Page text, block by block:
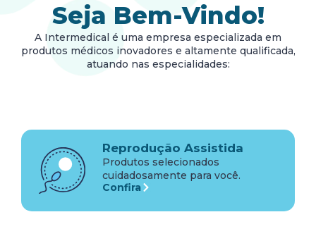
Nossos produtos
SAC
Blog
Seja Bem-Vindo!
A Intermedical é uma empresa especializada em
produtos médicos inovadores e altamente qualificada,
atuando nas especialidades:
Reprodução Assistida
Produtos selecionados
cuidadosamente para você.
Confira